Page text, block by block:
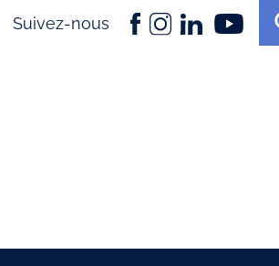
Suivez-nous